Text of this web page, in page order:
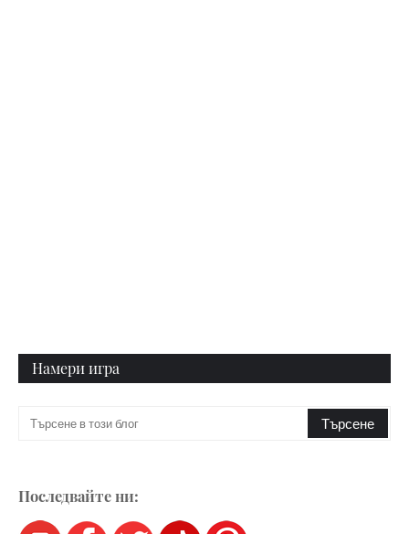
Намери игра
Последвайте ни: